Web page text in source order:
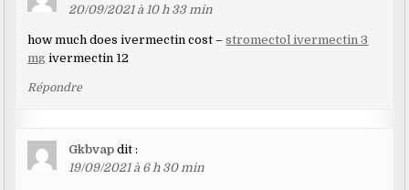
20/09/2021 à 10 h 33 min
how much does ivermectin cost –stromectol ivermectin 3
mg ivermectin 12
Répondre
Gkbvap dit :
19/09/2021 à 6 h 30 min